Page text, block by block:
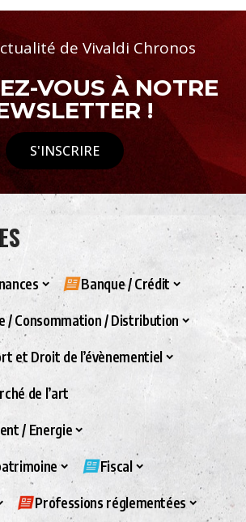
de Vivaldi Chronos
VOUS À NOTRE
!
S'INSCRIRE
Banque / Crédit
/ Consommation / Distribution
et Droit de l’évènementiel
de l’art
/ Energie
Fiscal
Professions réglementées